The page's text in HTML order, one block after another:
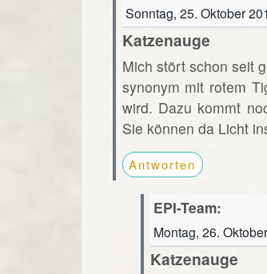
Sonntag, 25. Oktober
Katzenauge
Mich stört schon seit
synonym mit rotem
wird. Dazu kommt
Sie können da Licht
Antworten
EPI-Team:
Montag, 26.
Katzenauge